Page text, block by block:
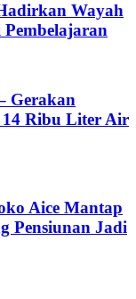
Wayah
Gerakan
14 Ribu Liter Air
Aice Mantap
Pensiunan Jadi